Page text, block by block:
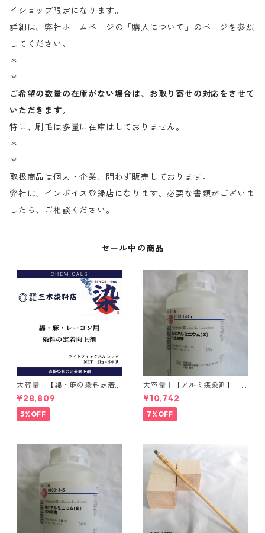
イショップ限定になります。
詳細は、弊社ホームページの 「購入について」
のページを参照
してください。
＊
＊
ご希望の数量の在庫がない場合は、お取り寄せの対応をさせて
いただきます。
特に、刷毛は多量に在庫はしておりません。
＊
＊
取扱商品は個人・企業、問わず販売しております。
弊社は、インボイス登録店になります。必要な書類がございま
したら、ご相談ください。
セール中の商品
大容量｜【綿・麻の染料定着
向上剤】｜2kg×5本｜ライト
フィックスAコンク
¥28,809
3%OFF
大容量｜【アルミ媒染剤】｜5
00g−3本入り｜塩化アルミニ
ウム
¥10,742
7%OFF